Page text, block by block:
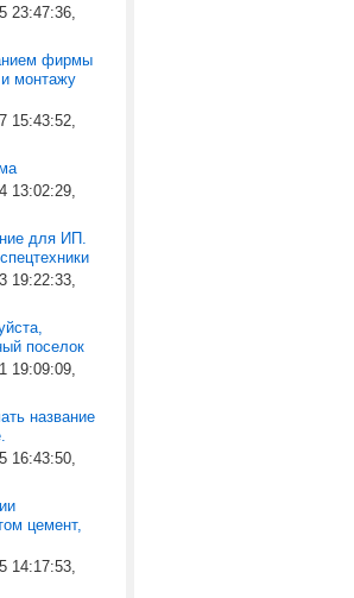
23:47:36,
фирмы
монтажу
15:43:52,
13:02:29,
для ИП.
19:22:33,
поселок
19:09:09,
название
16:43:50,
цемент,
14:17:53,